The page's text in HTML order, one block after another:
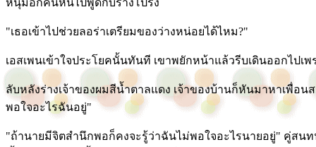
หนุ่มอีกคนหันไปพูดกับร่างโปร่ง
"เธอเข้าไปช่วยลอร่าเตรียมของว่างหน่อยได้ไหม?"
เอสเพนเข้าใจประโยคนั้นทันที เขาพยักหน้าแล้วรีบเดินออกไปเ
ลับหลังร่างเจ้าของผมสีน้ำตาลแดง เจ้าของบ้านก็หันมาหาเพื่อน
พอใจอะไรฉันอยู่"
"ถ้านายมีจิตสำนึกพอก็คงจะรู้ว่าฉันไม่พอใจอะไรนายอยู่" คู่สน